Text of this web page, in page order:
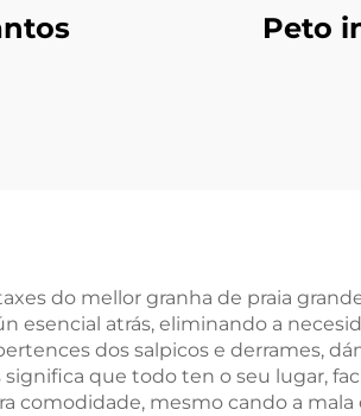
Peto
do mellor granha de praia
esencial atrás, eliminando a
dos salpicos e derrames,
que todo ten o seu lugar,
comodidade, mesmo cando a